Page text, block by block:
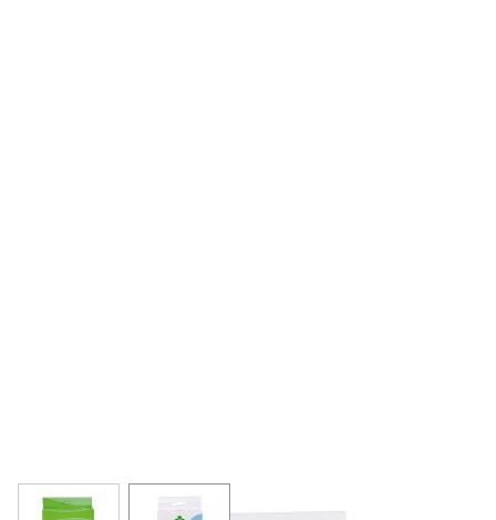
View larger imageView larger image